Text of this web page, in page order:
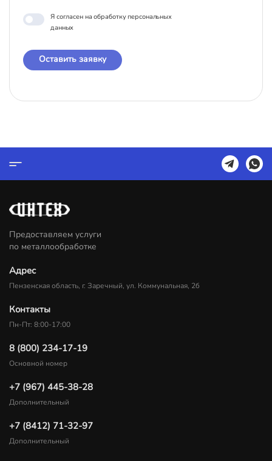
Я согласен на обработку персональных
данных
Оставить заявку
Предоставляем услуги
по металлообработке
Адрес
Пензенская область, г. Заречный, ул. Коммунальная, 2б
Контакты
Пн-Пт: 8:00-17:00
8 (800) 234-17-19
Основной номер
+7 (967) 445-38-28
Дополнительный
+7 (8412) 71-32-97
Дополнительный